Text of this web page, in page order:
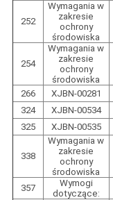
252
Wymagania w
zakresie
ochrony
środowiska
254
Wymagania w
zakresie
ochrony
środowiska
266 XJBN-00281
324
XJBN-00534
325
XJBN-00535
338
Wymagania w
zakresie
ochrony
środowiska
357
Wymogi
dotyczące: